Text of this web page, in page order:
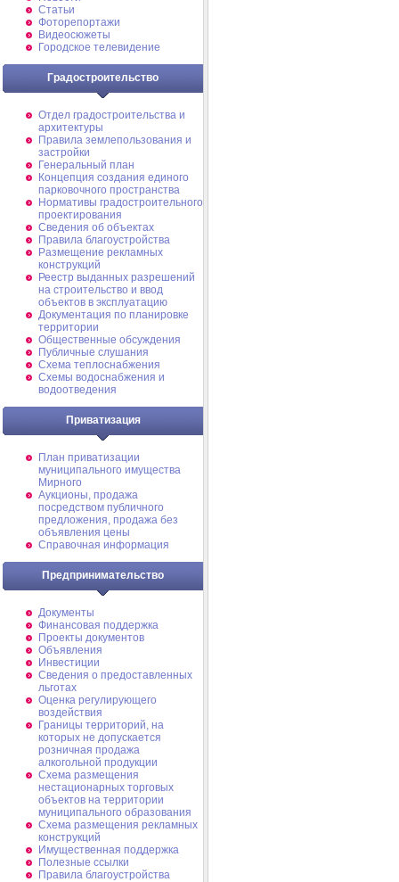
Статьи
Фоторепортажи
Видеосюжеты
Городское телевидение
Градостроительство
Отдел градостроительства и
архитектуры
Правила землепользования и
застройки
Генеральный план
Концепция создания единого
парковочного пространства
Нормативы градостроительного
проектирования
Сведения об объектах
Правила благоустройства
Размещение рекламных
конструкций
Реестр выданных разрешений
на строительство и ввод
объектов в эксплуатацию
Документация по планировке
территории
Общественные обсуждения
Публичные слушания
Схема теплоснабжения
Схемы водоснабжения и
водоотведения
Приватизация
План приватизации
муниципального имущества
Мирного
Аукционы, продажа
посредством публичного
предложения, продажа без
объявления цены
Справочная информация
Предпринимательство
Документы
Финансовая поддержка
Проекты документов
Объявления
Инвестиции
Сведения о предоставленных
льготах
Оценка регулирующего
воздействия
Границы территорий, на
которых не допускается
розничная продажа
алкогольной продукции
Схема размещения
нестационарных торговых
объектов на территории
муниципального образования
Схема размещения рекламных
конструкций
Имущественная поддержка
Полезные ссылки
Правила благоустройства